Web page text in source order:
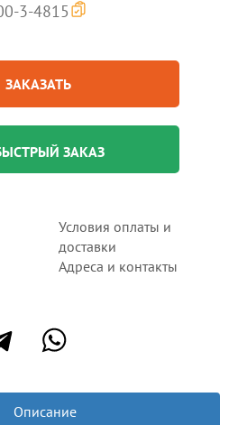
3-4815
ЗАКАЗАТЬ
ЗАКАЗ
Условия оплаты и
доставки
Адреса и контакты
Описание